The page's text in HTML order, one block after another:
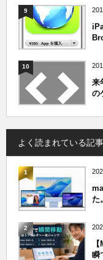
9
10
来
の
よく読まれている記
1
た
2
瞬